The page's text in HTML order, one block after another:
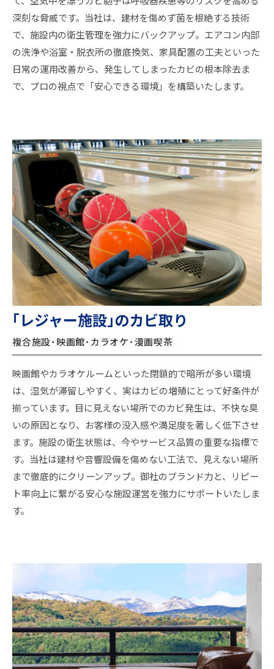
深刻な脅威です。当社は、建材を傷めず菌を根絶する技術
で、施設内の衛生管理を強力にバックアップ。エアコン内部
の洗浄や浴室・脱衣所の徹底換気、家具配置の工夫といった
日常の運用改善から、発生してしまったカビの根本除去ま
で、プロの視点で「安心できる環境」を構築いたします。
｢レジャー施設｣のカビ取り
複合施設･ 映画館･カラオケ･漫画喫茶
映画館やカラオケルームといった閉鎖的で暗所が多い環境
は、湿気が滞留しやすく、実はカビの増殖にとって好条件が
揃っています。目に見えない場所でのカビ発生は、不快な臭
いの原因となり、お客様の没入感や満足度を著しく低下させ
ます。施設の衛生状態は、今やサービス品質の重要な指標で
す。当社は建材や音響設備を傷めない工法で、見えない場所
まで徹底的にクリーンアップ。御社のブランド力と、リピー
ト率向上に繋がる安心な施設運営を強力にサポートいたしま
す。